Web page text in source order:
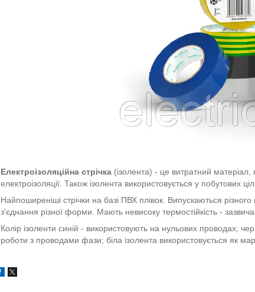
Електроізоляційна стрічка (ізолента) - це витратний
електроізоляції. Також ізолента використовується у побутових
Найпоширеніші стрічки на базі ПВХ плівок. Випускаються
з'єднання різної форми. Мають невисоку термостійкість -
Колір ізоленти синій - використовують на нульових проводах;
роботи з проводами фази; біла ізолента використовується як